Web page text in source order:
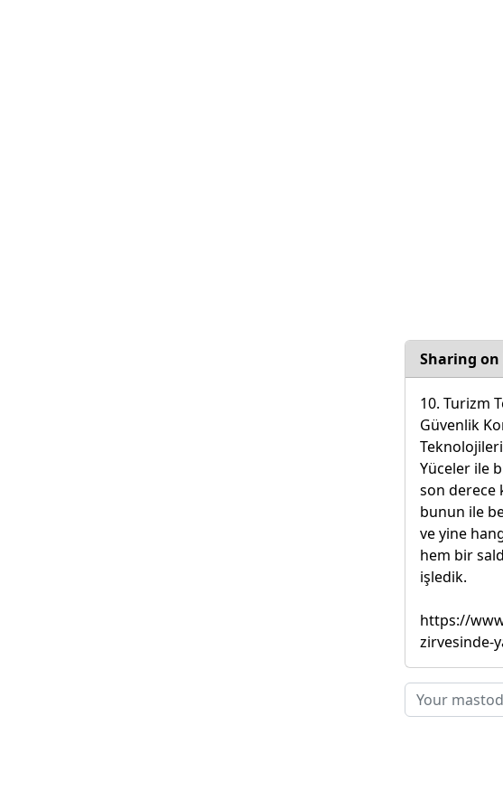
Sharing
10. Turizm
Güvenlik
Yüceler ile
son derece
bunun ile
ve yine
hem bir
işledik.
https://
zirvesinde-